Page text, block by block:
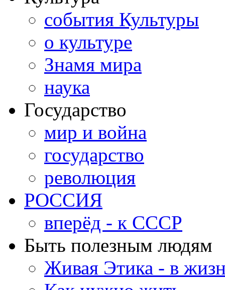
события Культуры
о культуре
Знамя мира
наука
Государство
мир и война
государство
революция
РОССИЯ
вперёд - к СССР
Быть полезным людям
Живая Этика - в